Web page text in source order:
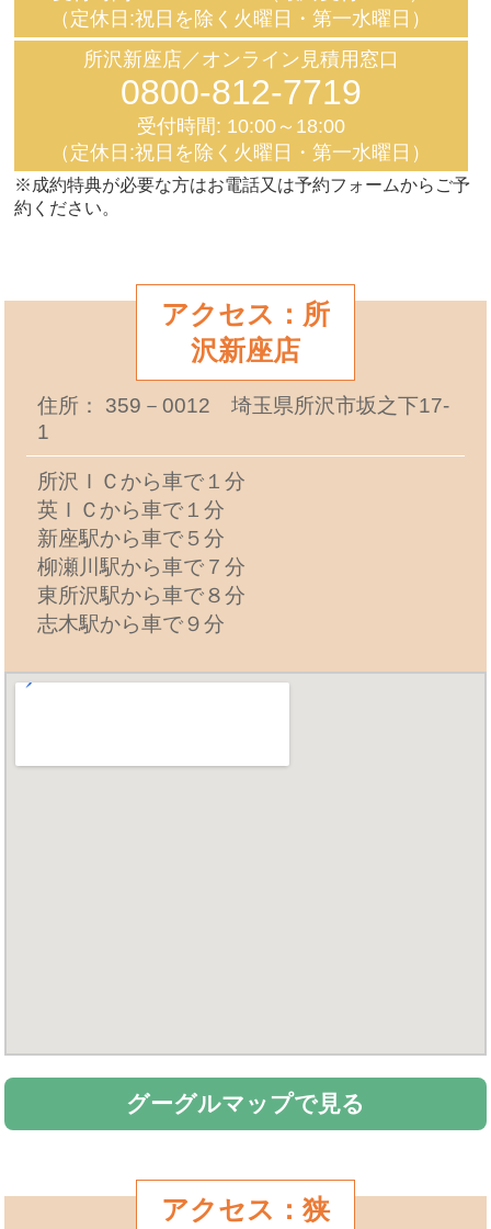
（定休日:祝日を除く火曜日・第一水曜日）
所沢新座店／オンライン見積用窓口
0800-812-7719
受付時間: 10:00～18:00
（定休日:祝日を除く火曜日・第一水曜日）
※成約特典が必要な方はお電話又は予約フォームからご予
約ください。
アクセス：所
沢新座店
住所： 359－0012 埼玉県所沢市坂之下17-
1
所沢ＩＣから車で１分
英ＩＣから車で１分
新座駅から車で５分
柳瀬川駅から車で７分
東所沢駅から車で８分
志木駅から車で９分
グーグルマップで見る
アクセス：狭